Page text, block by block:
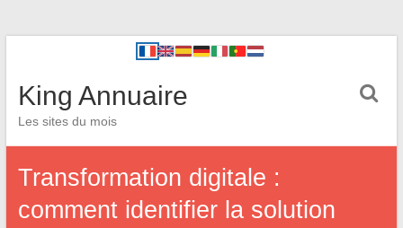
King Annuaire
Les sites du mois
Transformation digitale :
comment identifier la solution